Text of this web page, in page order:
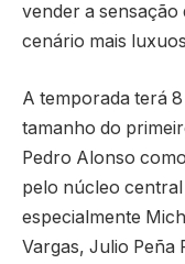
vender a sensação
cenário mais
A temporada terá
tamanho do
Pedro Alonso
pelo núcleo
especialmente
Vargas, Julio Peña